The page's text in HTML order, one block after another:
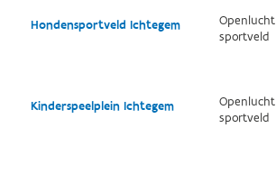
Hondensportveld Ichtegem
Openlucht
sportveld
Kinderspeelplein Ichtegem
Openlucht
sportveld